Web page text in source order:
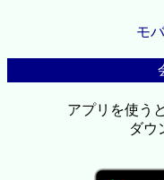
モ
アプリを使う
ダウ